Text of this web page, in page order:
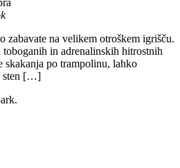
zabavate na velikem otroškem igrišču.
toboganih in adrenalinskih hitrostnih
skakanja po trampolinu, lahko
sten […]